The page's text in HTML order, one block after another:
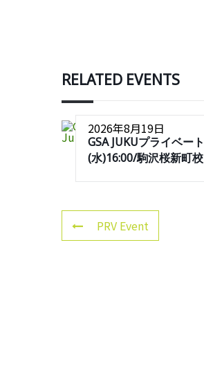
RELATED EVENTS
2026年8月19日
GSA JUKUプライベート
(水)16:00/駒沢桜新町校
PRV Event